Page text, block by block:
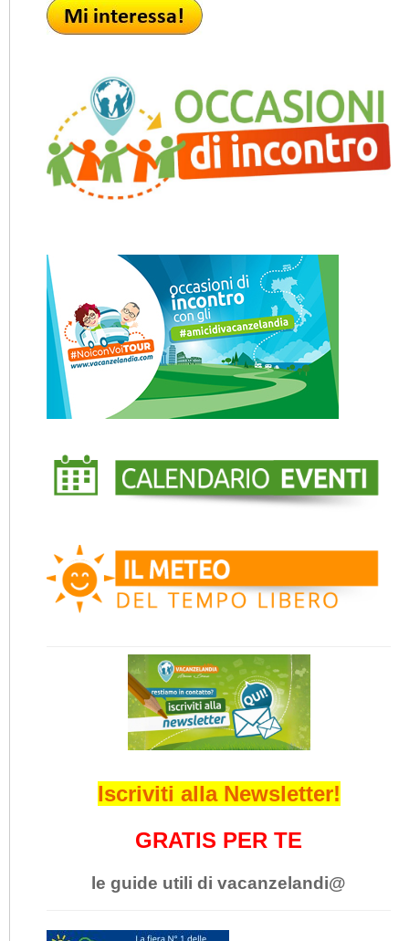
Iscriviti alla Newsletter!
GRATIS PER TE
le guide utili di vacanzelandi@